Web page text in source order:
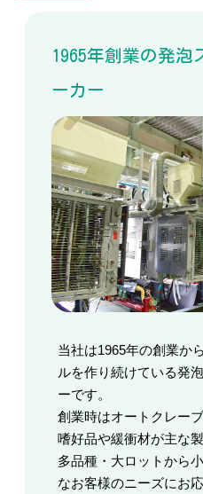
1965年創業の発泡
ーカー
当社は1965年の創業か
ルを作り続けている発
ーです。
創業時はオートクレー
嗜好品や緩衝材が主な
多品種・大ロットから
なお客様のニーズにお